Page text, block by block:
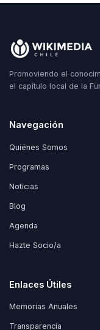
Promoviendo el
el capítulo local de la
Navegación
Quiénes Somos
Programas
Noticias
Blog
Agenda
Hazte Socio/a
Enlaces Útiles
Memorias Anuales
Transparencia